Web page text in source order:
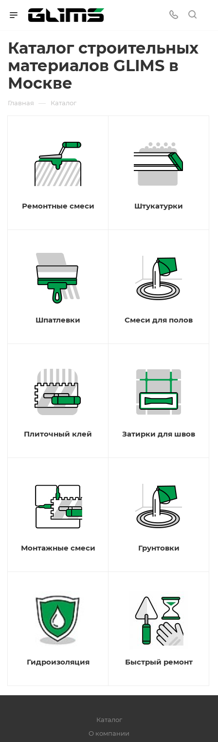
Каталог строительных
материалов GLIMS в
Москве
Главная — Каталог
Ремонтные смеси Штукатурки
Шпатлевки Смеси для полов
Плиточный клей Затирки для швов
Монтажные смеси Грунтовки
Гидроизоляция Быстрый ремонт
Каталог
О компании